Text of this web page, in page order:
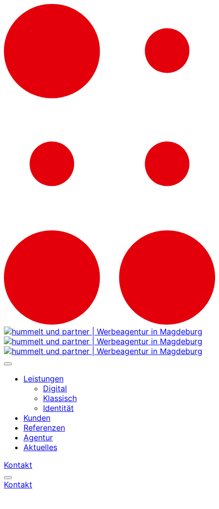
Leistungen
Digital
Klassisch
Identität
Kunden
Referenzen
Agentur
Aktuelles
Kontakt
Kontakt